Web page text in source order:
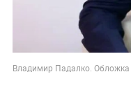
Владимир Падалко.